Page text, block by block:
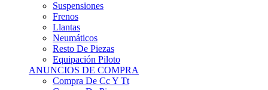
Suspensiones
Frenos
Llantas
Neumáticos
Resto De Piezas
Equipación Piloto
ANUNCIOS DE COMPRA
Compra De Cc Y Tt